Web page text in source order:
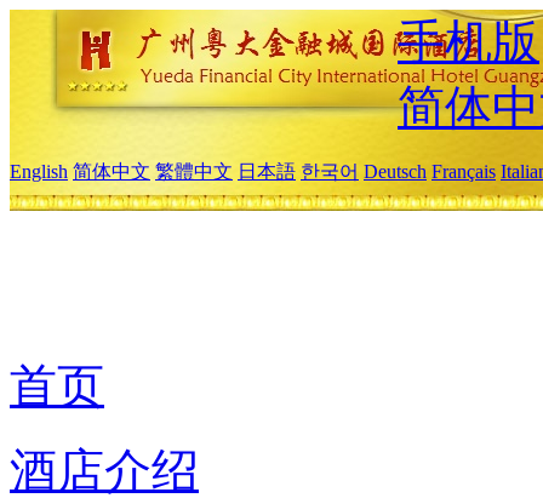
手机版
简体
English 简体中文 繁體中文 日本語 한국어 Deutsch Français
首页
酒店介绍